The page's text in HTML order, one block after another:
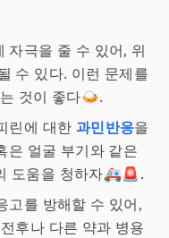
자극을 줄 수 있어, 위
수 있다. 이런 문제를
것이 좋다🍛.
린에 대한 과민반응을
은 얼굴 부기와 같은
도움을 청하자🚑🚨.
고를 방해할 수 있어,
후나 다른 약과 병용